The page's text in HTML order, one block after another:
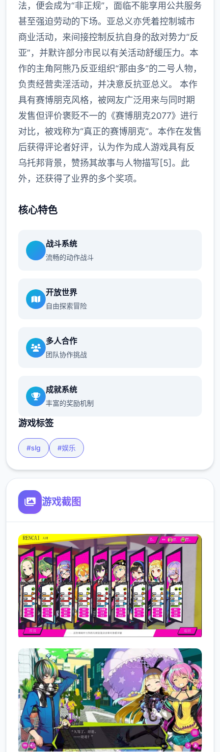
法，便会成为“非正规”，面临不能享用公共服务
甚至强迫劳动的下场。亚总义亦凭着控制城市
商业活动，来间接控制反抗自身的敌对势力“反
亚”，并默许部分市民以有关活动舒缓压力。本
作的主角阿熊乃反亚组织“那由多”的二号人物，
负责经营卖淫活动，并决意反抗亚总义。 本作
具有赛博朋克风格，被网友广泛用来与同时期
发售但评价褒贬不一的《赛博朋克2077》进行
对比，被戏称为“真正的赛博朋克”。本作在发售
后获得评论者好评，认为作为成人游戏具有反
乌托邦背景，赞扬其故事与人物描写[5]。此
外，还获得了业界的多个奖项。
核心特色
战斗系统
流畅的动作战斗
开放世界
自由探索冒险
多人合作
团队协作挑战
成就系统
丰富的奖励机制
游戏标签
#slg #娱乐
游戏截图